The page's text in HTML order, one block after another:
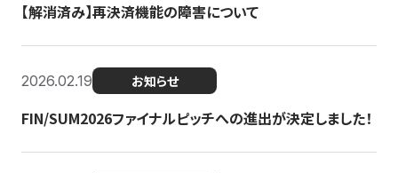
【解消済み】再決済機能の障害について
2026.02.19 お知らせ
FIN/SUM2026ファイナルピッチへの進出が決定しました！